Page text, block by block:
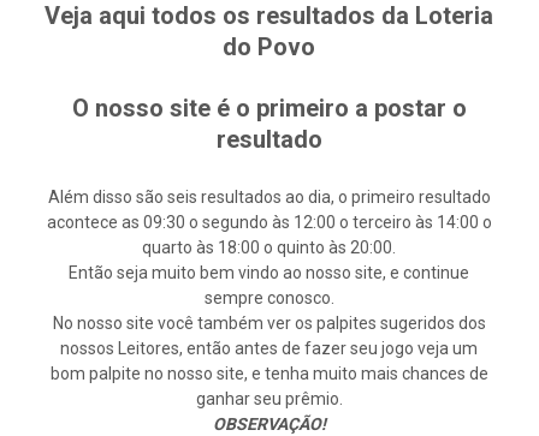
Veja aqui todos os resultados da Loteria
do Povo
O nosso site é o primeiro a postar o
resultado
Além disso são seis resultados ao dia, o primeiro resultado
acontece as 09:30 o segundo às 12:00 o terceiro às 14:00 o
quarto às 18:00 o quinto às 20:00.
Então seja muito bem vindo ao nosso site, e continue
sempre conosco.
No nosso site você também ver os palpites sugeridos dos
nossos Leitores, então antes de fazer seu jogo veja um
bom palpite no nosso site, e tenha muito mais chances de
ganhar seu prêmio.
OBSERVAÇÃO!